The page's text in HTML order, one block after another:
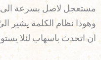
مستعجل لاصل بسرعة الى
وهوذا نظام الكلمة يشير
ان اتحدث باسهاب لئلا